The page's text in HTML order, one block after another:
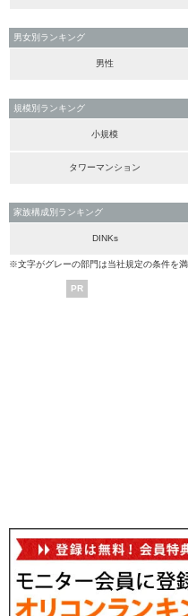
男女別ランキング
男性
規模別ランキング
小規模
タワーマンション
家族構成別ランキング
DINKs
※文字がグレーの部門は当社規定の条件を
PR